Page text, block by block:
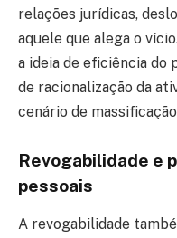
relações jurídicas,
aquele que alega o
a ideia de eficiência do
de racionalização da
cenário de
Revogabilidade e
pessoais
A revogabilidade